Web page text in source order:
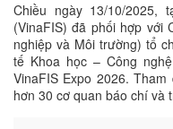
Chiều ngày 13/10/2025,
(VinaFIS) đã phối hợp với
nghiệp và Môi trường) tổ
tế Khoa học – Công
VinaFIS Expo 2026.
hơn 30 cơ quan báo chí và